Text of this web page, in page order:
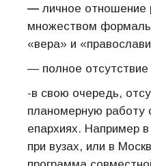
—личное отношение
множеством
«вера» и
— полное
-в свою очередь,
планомерную работу
епархиях. Например
при вузах, или в